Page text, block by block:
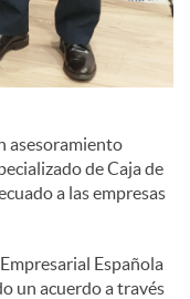
asesoramiento
de Caja de
a las empresas
Española
un acuerdo a través